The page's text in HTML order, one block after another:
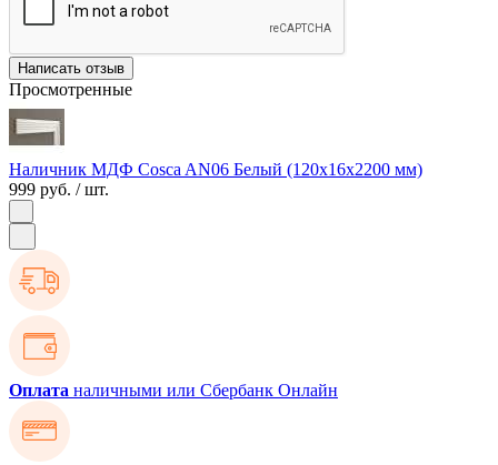
Написать отзыв
Просмотренные
Наличник МДФ Cosca AN06 Белый (120х16х2200 мм)
999 руб. / шт.
Оплата наличными или Сбербанк Онлайн